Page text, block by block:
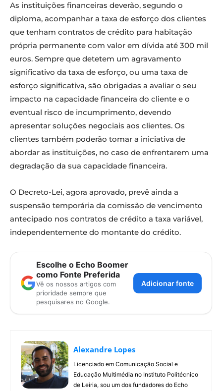
As instituições financeiras deverão, segundo o
diploma, acompanhar a taxa de esforço dos clientes
que tenham contratos de crédito para habitação
própria permanente com valor em dívida até 300 mil
euros. Sempre que detetem um agravamento
significativo da taxa de esforço, ou uma taxa de
esforço significativa, são obrigadas a avaliar o seu
impacto na capacidade financeira do cliente e o
eventual risco de incumprimento, devendo
apresentar soluções negociais aos clientes. Os
clientes também poderão tomar a iniciativa de
abordar as instituições, no caso de enfrentarem uma
degradação da sua capacidade financeira.
O Decreto-Lei, agora aprovado, prevê ainda a
suspensão temporária da comissão de vencimento
antecipado nos contratos de crédito a taxa variável,
independentemente do montante do crédito.
Escolhe o Echo Boomer
como Fonte Preferida
Vê os nossos artigos com
prioridade sempre que
pesquisares no Google.
Adicionar fonte
Alexandre Lopes
Licenciado em Comunicação Social e
Educação Multimédia no Instituto Politécnico
de Leiria, sou um dos fundadores do Echo